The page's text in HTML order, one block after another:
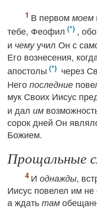
В первом моем
тебе, Феофил
,
и чемуучил Он с
Его вознесения,
апостолы
через
Него последние
мук Своих Иисус
и дал им
сорок дней Он
Божием.
Прощальные
И однажды,
Иисус повелел им не
а ждать там